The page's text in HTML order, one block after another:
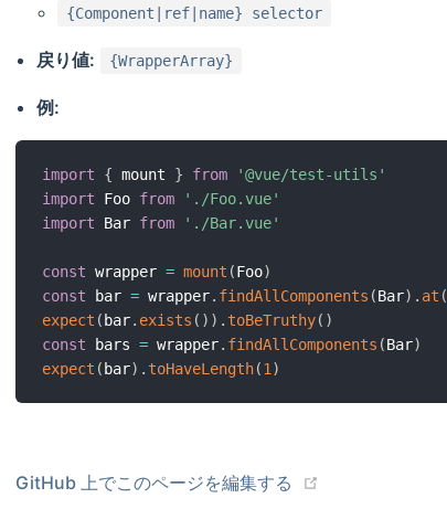
{Component|ref|name} selector
戻り値: {WrapperArray}
例:
import { mount } from
'@vue/test-utils'
import Foo from
'./Foo.vue'
import Bar from './Bar.vue'
const wrapper = mount (Foo)
const bar = wrapper. findAllComponents (Bar) . at (
expect ( bar. exists ( ) ) . toBeTruthy( )
const bars = wrapper. findAllComponents (Bar)
expect ( bar) . toHaveLength(1)
GitHub 上でこのページを編集する